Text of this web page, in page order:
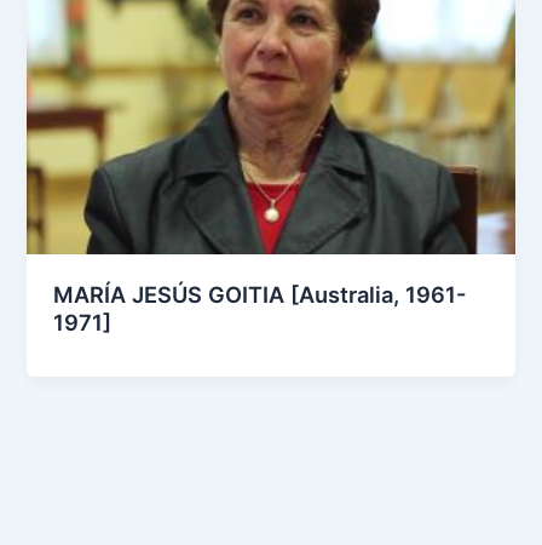
MARÍA JESÚS GOITIA [Australia, 1961-
1971]